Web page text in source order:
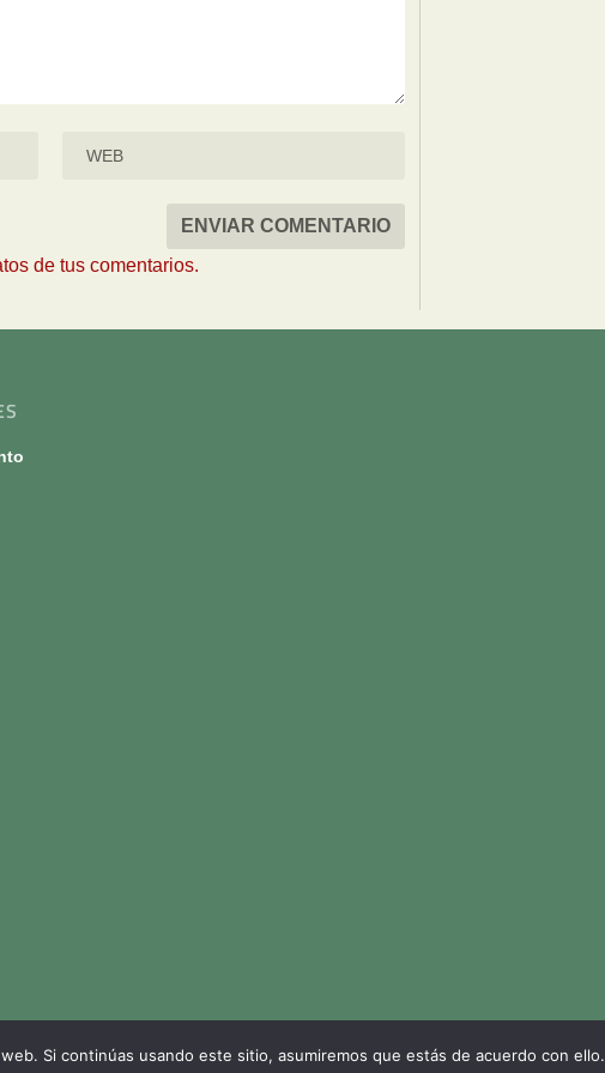
de tus comentarios.
Si continúas usando este sitio, asumiremos que estás de acuerdo con ello.